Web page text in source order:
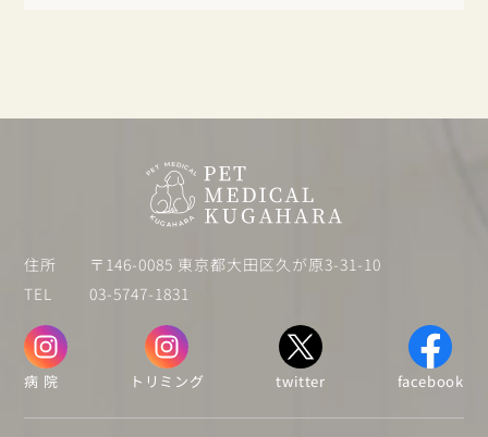
住所
〒146-0085 東京都大田区久が原3-31-10
TEL
03-5747-1831
病 院 トリミング twitter facebook